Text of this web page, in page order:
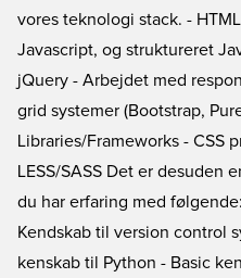
vores teknologi stack. -
Javascript, og struktureret
jQuery - Arbejdet med
grid systemer (Bootstrap,
Libraries/Frameworks - CSS
LESS/SASS Det er desuden
du har erfaring med
Kendskab til version control
kenskab til Python - Basic